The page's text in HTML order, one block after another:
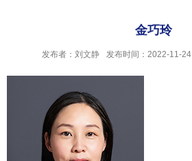
金巧玲
发布者：刘文静 发布时间：2022-11-24